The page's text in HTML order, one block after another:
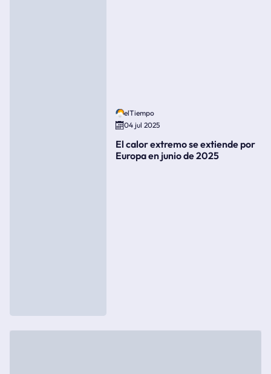
elTiempo
04 jul 2025
El calor extremo se extiende por
Europa en junio de 2025